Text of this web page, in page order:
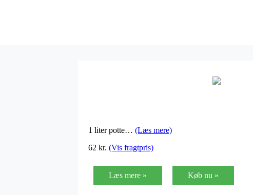
1 liter potte… (Læs mere)
62 kr. (Vis fragtpris)
Læs mere » Køb nu »